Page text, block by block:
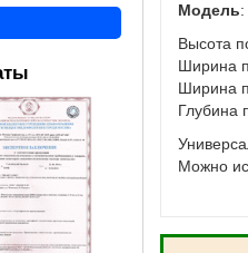
Модель
Высота
Ширина
Ширина
Глубина
Можно